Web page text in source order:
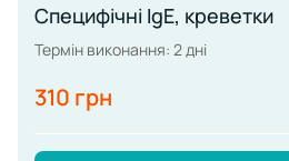
Специфічні IgE, креветки
Термін виконання: 2 дні
310 грн